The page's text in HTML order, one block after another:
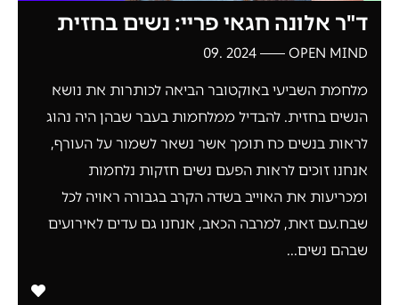
ד"ר אלונה חגאי פריי: נשים בחזית
OPEN MIND
2024 .09
מלחמת השביעי באוקטובר הביאה לכותרות את נושא
הנשים בחזית. להבדיל ממלחמות בעבר שבהן היה נהוג
לראות בנשים כח תומך אשר נשאר לשמור על העורף,
אנחנו זוכים לראות הפעם נשים חזקות נלחמות
ומכריעות את האוייב בשדה הקרב בגבורה ראויה לכל
שבח.עם זאת, למרבה הכאב, אנחנו גם עדים לאירועים
שבהם נשים...